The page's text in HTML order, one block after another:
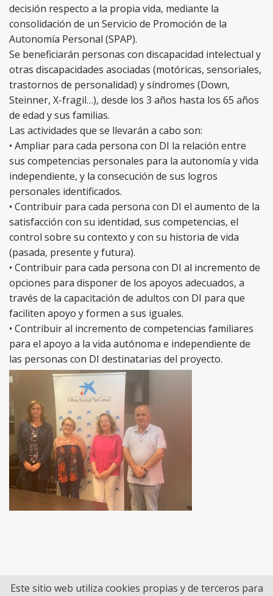
decisión respecto a la propia vida, mediante la
consolidación de un Servicio de Promoción de la
Autonomía Personal (SPAP).
Se beneficiarán personas con discapacidad intelectual y
otras discapacidades asociadas (motóricas, sensoriales,
trastornos de personalidad) y síndromes (Down,
Steinner, X-fragil…), desde los 3 años hasta los 65 años
de edad y sus familias.
Las actividades que se llevarán a cabo son:
• Ampliar para cada persona con DI la relación entre
sus competencias personales para la autonomía y vida
independiente, y la consecución de sus logros
personales identificados.
• Contribuir para cada persona con DI el aumento de la
satisfacción con su identidad, sus competencias, el
control sobre su contexto y con su historia de vida
(pasada, presente y futura).
• Contribuir para cada persona con DI al incremento de
opciones para disponer de los apoyos adecuados, a
través de la capacitación de adultos con DI para que
faciliten apoyo y formen a sus iguales.
• Contribuir al incremento de competencias familiares
para el apoyo a la vida autónoma e independiente de
las personas con DI destinatarias del proyecto.
Este sitio web utiliza cookies propias y de terceros para